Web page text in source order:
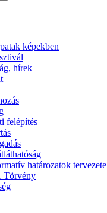
képekben
hírek
felépítés
határozatok tervezete
Törvény